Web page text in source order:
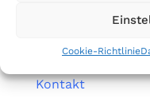
Cookie-Richtlinie
Kontakt